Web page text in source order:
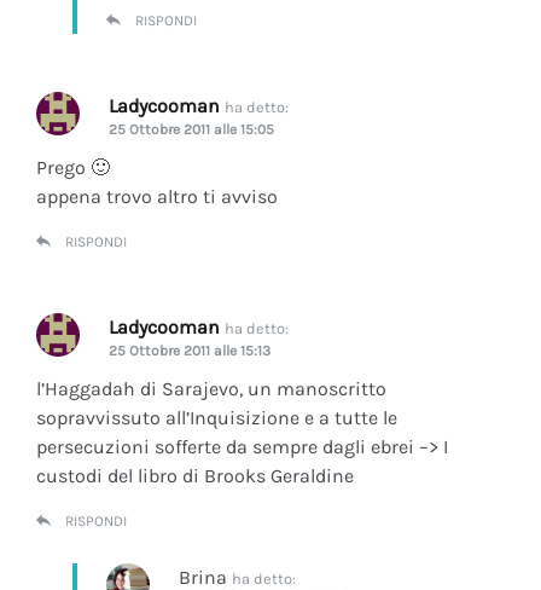
RISPONDI
Ladycooman ha detto:
25 Ottobre 2011 alle 15:05
Prego 🙂
appena trovo altro ti avviso
RISPONDI
Ladycooman ha detto:
25 Ottobre 2011 alle 15:13
l’Haggadah di Sarajevo, un manoscritto
sopravvissuto all’Inquisizione e a tutte le
persecuzioni sofferte da sempre dagli ebrei –> I
custodi del libro di Brooks Geraldine
RISPONDI
Brina ha detto: